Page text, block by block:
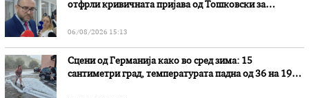
отфрли кривичната пријава од Тошковски за
06/08/2026 15:13
Сцени од Германија како во сред зима: 15
сантиметри град, температурата падна од 36 на 19